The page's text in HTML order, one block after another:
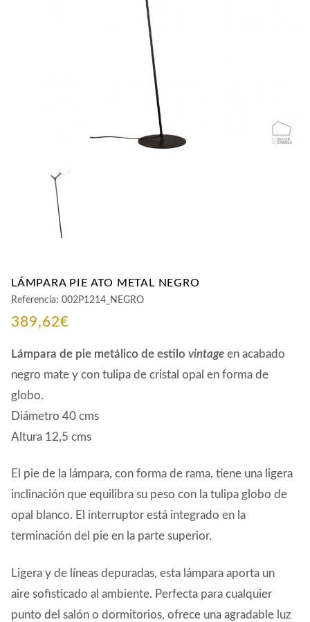
LÁMPARA PIE ATO METAL NEGRO
Referencia: 002P1214_NEGRO
389,62€
Lámpara de pie metálico de estilo vintage en acabado
negro mate y con tulipa de cristal opal en forma de
globo.
Diámetro 40 cms
Altura 12,5 cms
El pie de la lámpara, con forma de rama, tiene una ligera
inclinación que equilibra su peso con la tulipa globo de
opal blanco. El interruptor está integrado en la
terminación del pie en la parte superior.
Ligera y de líneas depuradas, esta lámpara aporta un
aire sofisticado al ambiente. Perfecta para cualquier
punto del salón o dormitorios, ofrece una agradable luz